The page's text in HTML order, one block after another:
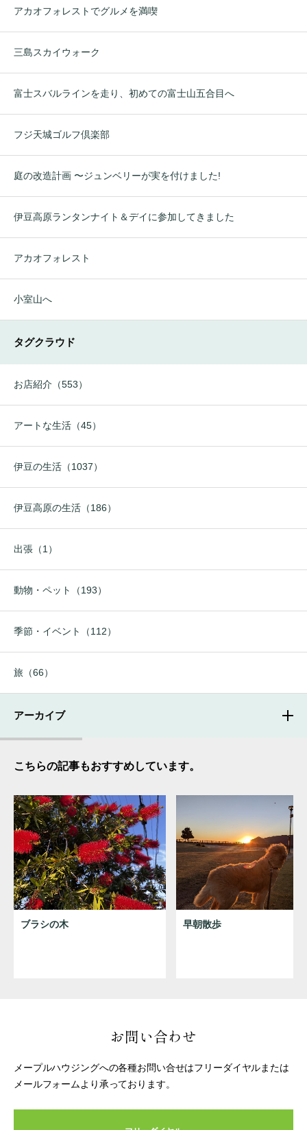
アカオフォレストでグルメを満喫
三島スカイウォーク
富士スバルラインを走り、初めての富士山五合目へ
フジ天城ゴルフ倶楽部
庭の改造計画 〜ジュンベリーが実を付けました!
伊豆高原ランタンナイト＆デイに参加してきました
アカオフォレスト
小室山へ
タグクラウド
お店紹介（553）
アートな生活（45）
伊豆の生活（1037）
伊豆高原の生活（186）
出張（1）
動物・ペット（193）
季節・イベント（112）
旅（66）
アーカイブ
こちらの記事もおすすめしています。
ブラシの木 早朝散歩
お問い合わせ
メープルハウジングへの各種お問い合せはフリーダイヤルまたは
メールフォームより承っております。